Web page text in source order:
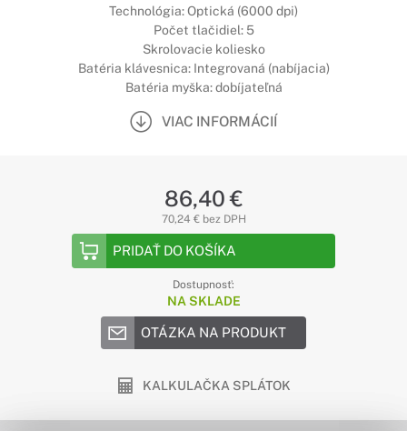
Technológia: Optická (6000 dpi)
Počet tlačidiel: 5
Skrolovacie koliesko
Batéria klávesnica: Integrovaná (nabíjacia)
Batéria myška: dobíjateľná
VIAC INFORMÁCIÍ
86,40 €
70,24 € bez DPH
PRIDAŤ DO KOŠÍKA
Dostupnosť:
NA SKLADE
OTÁZKA NA PRODUKT
KALKULAČKA SPLÁTOK